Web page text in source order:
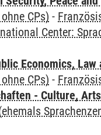
CPs) -
Center:
Economics, Law
CPs) -
- Culture,